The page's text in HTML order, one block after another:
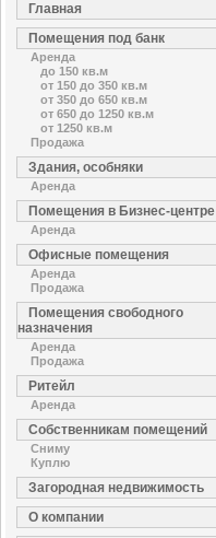
Главная
Помещения под банк
Аренда
до 150 кв.м
от 150 до 350 кв.м
от 350 до 650 кв.м
от 650 до 1250 кв.м
от 1250 кв.м
Продажа
Здания, особняки
Аренда
Помещения в Бизнес-центре
Аренда
Офисные помещения
Аренда
Продажа
Помещения свободного
назначения
Аренда
Продажа
Ритейл
Аренда
Собственникам помещений
Сниму
Куплю
Загородная недвижимость
О компании